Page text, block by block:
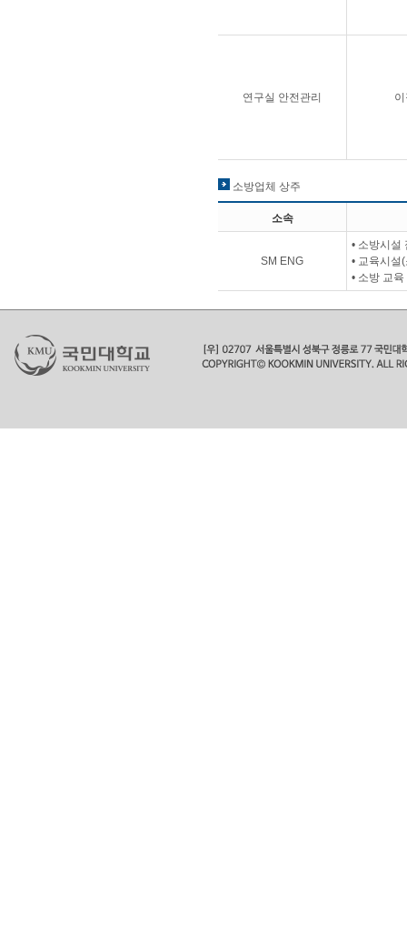
연구실 안전관리
소방업체 상주
소속
SM ENG
• 소방시설
• 교육시설
• 소방 교